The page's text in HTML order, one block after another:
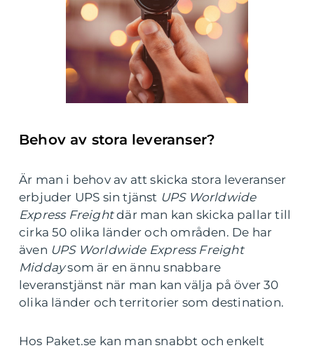
Behov av stora leveranser?
Är man i behov av att skicka stora leveranser
erbjuder UPS sin tjänst UPS Worldwide
Express Freightdär man kan skicka pallar till
cirka 50 olika länder och områden. De har
även UPS Worldwide Express Freight
Middaysom är en ännu snabbare
leveranstjänst när man kan välja på över 30
olika länder och territorier som destination.
Hos Paket.se kan man snabbt och enkelt